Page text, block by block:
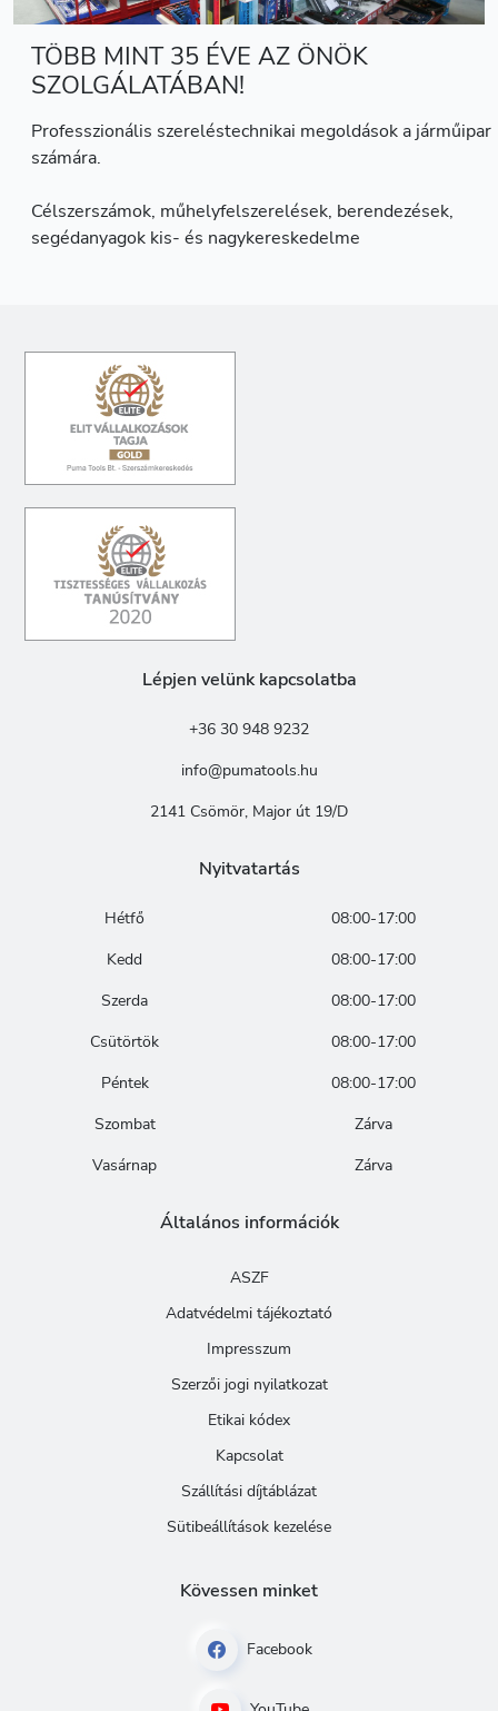
TÖBB MINT 35 ÉVE AZ ÖNÖK
SZOLGÁLATÁBAN!
Professzionális szereléstechnikai megoldások a járműipar
számára.
Célszerszámok, műhelyfelszerelések, berendezések,
segédanyagok kis- és nagykereskedelme
Lépjen velünk kapcsolatba
+36 30 948 9232
info@pumatools.hu
2141 Csömör, Major út 19/D
Nyitvatartás
Hétfő
08:00-17:00
Kedd
08:00-17:00
Szerda
08:00-17:00
Csütörtök
08:00-17:00
Péntek
08:00-17:00
Szombat
Zárva
Vasárnap
Zárva
Általános információk
ASZF
Adatvédelmi tájékoztató
Impresszum
Szerzői jogi nyilatkozat
Etikai kódex
Kapcsolat
Szállítási díjtáblázat
Sütibeállítások kezelése
Kövessen minket
Facebook